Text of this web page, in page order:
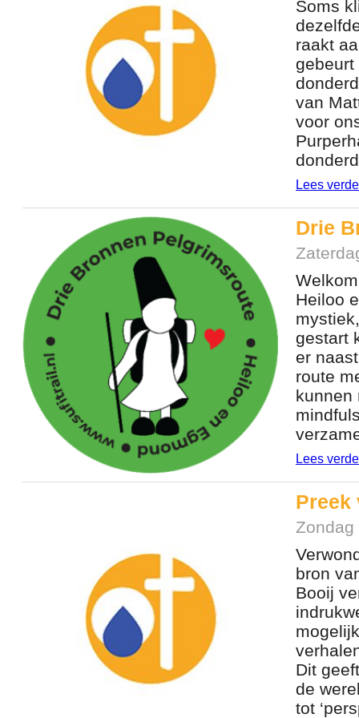
Soms
raakt
gebeurt
van
voor
Lees
Drie
Heiloo
gestart
er
route
kunnen
Lees
Preek
bron
Booij
Dit
de
tot